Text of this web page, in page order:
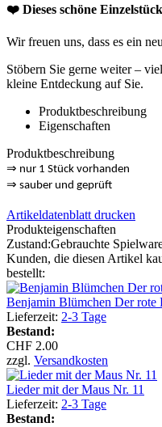
❤️ Dieses schöne
Wir freuen uns, dass es ein
Stöbern Sie gerne weiter –
kleine Entdeckung auf Sie.
Produktbeschreibung
Eigenschaften
Produktbeschreibung
⇒ nur 1 Stück vorhanden
⇒ sauber und geprüft
Artikeldatenblatt drucken
Produkteigenschaften
Zustand:Gebrauchte
Kunden, die diesen Artikel
bestellt:
Benjamin Blümchen Der
Lieferzeit: 2-3 Tage
Bestand:
CHF 2.00
zzgl. Versandkosten
Lieder mit der Maus Nr. 11
Lieferzeit: 2-3 Tage
Bestand: